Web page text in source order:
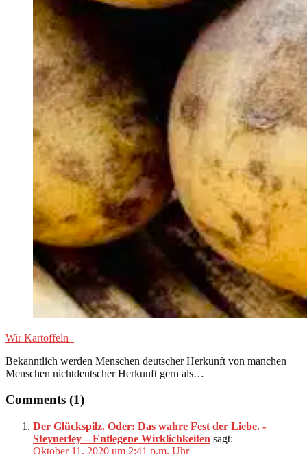
Wir Kartoffeln
Bekanntlich werden Menschen deutscher Herkunft von manchen
Menschen nichtdeutscher Herkunft gern als…
Comments (1)
Der Glückspilz. Oder: Das wahre Fest der Liebe. -
Steynerley – Entlegene Wirklichkeiten sagt:
Oktober 11, 2020 um 2:41 p.m. Uhr